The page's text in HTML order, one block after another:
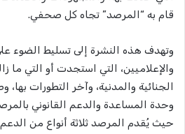
قام به “المرصد” تجاه كل صحفي.
وتهدف هذه النشرة إلى تسليط الضوء
والإعلاميين، التي استجدت أو التي ما
الجنائية والمدنية، وآخر التطورات
وحدة المساعدة والدعم القانوني
حيث يُقدم المرصد ثلاثة أنواع من